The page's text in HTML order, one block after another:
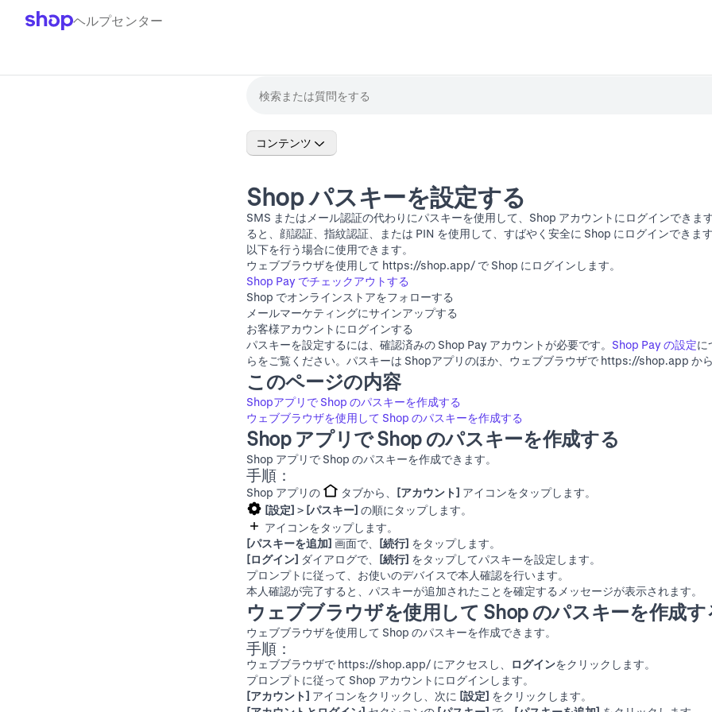
ヘルプセンター
コンテンツ
Shop パスキーを設定する
SMS またはメール認証の代わりにパスキーを使用して、Shop アカウントにログインできま
ると、顔認証、指紋認証、または PIN を使用して、すばやく安全に Shop にログインできま
以下を行う場合に使用できます。
ウェブブラウザを使用して https://shop.app/ で Shop にログインします。
Shop Pay でチェックアウトする
Shop でオンラインストアをフォローする
メールマーケティングにサインアップする
お客様アカウントにログインする
パスキーを設定するには、確認済みの Shop Pay アカウントが必要です。 Shop Pay の設定に
らをご覧ください。パスキーは Shopアプリのほか、ウェブブラウザで https://shop.app か
このページの内容
Shopアプリで Shop のパスキーを作成する
ウェブブラウザを使用して Shop のパスキーを作成する
Shop アプリで Shop のパスキーを作成する
Shop アプリで Shop のパスキーを作成できます。
手順：
Shop アプリの タブから、 [アカウント] アイコンをタップします。
[設定] > [パスキー] の順にタップします。
アイコンをタップします。
[パスキーを追加] 画面で、 [続行] をタップします。
[ログイン] ダイアログで、 [続行] をタップしてパスキーを設定します。
プロンプトに従って、お使いのデバイスで本人確認を行います。
本人確認が完了すると、パスキーが追加されたことを確定するメッセージが表示されます。
ウェブブラウザを使用して Shop のパスキーを作成す
ウェブブラウザを使用して Shop のパスキーを作成できます。
手順：
ウェブブラウザで https://shop.app/ にアクセスし、 ログインをクリックします。
プロンプトに従って Shop アカウントにログインします。
[アカウント] アイコンをクリックし、次に [設定] をクリックします。